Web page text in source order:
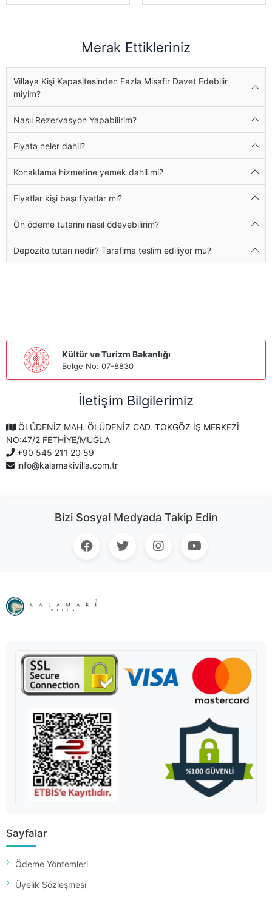
Merak Ettikleriniz
Villaya Kişi Kapasitesinden Fazla Misafir Davet Edebilir
miyim?
Nasıl Rezervasyon Yapabilirim?
Fiyata neler dahil?
Konaklama hizmetine yemek dahil mi?
Fiyatlar kişi başı fiyatlar mı?
Ön ödeme tutarını nasıl ödeyebilirim?
Depozito tutarı nedir? Tarafıma teslim ediliyor mu?
Kültür ve Turizm Bakanlığı
Belge No: 07-8830
İletişim Bilgilerimiz
ÖLÜDENİZ MAH. ÖLÜDENİZ CAD. TOKGÖZ İŞ MERKEZİ
NO:47/2 FETHİYE/MUĞLA
+90 545 211 20 59
info@kalamakivilla.com.tr
Bizi Sosyal Medyada Takip Edin
Sayfalar
Ödeme Yöntemleri
Üyelik Sözleşmesi